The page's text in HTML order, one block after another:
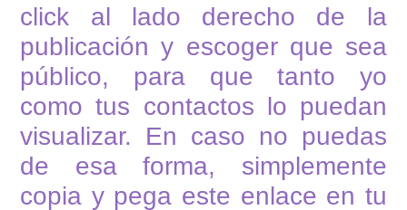
click al lado derecho de la
publicación y escoger que sea
público, para que tanto yo
como tus contactos lo puedan
visualizar. En caso no puedas
de esa forma, simplemente
copia y pega este enlace en tu